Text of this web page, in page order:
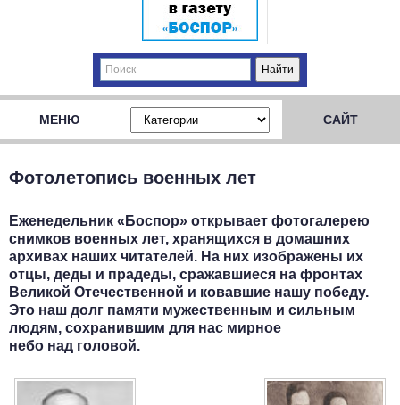
МЕНЮ САЙТ
Фотолетопись военных лет
Еженедельник «Боспор» открывает фотогалерею
снимков военных лет, хранящихся в домашних
архивах наших читателей. На них изображены их
отцы, деды и прадеды, сражавшиеся на фронтах
Великой Отечественной и ковавшие нашу победу.
Это наш долг памяти мужественным и сильным
людям, сохранившим для нас мирное
небо над головой.